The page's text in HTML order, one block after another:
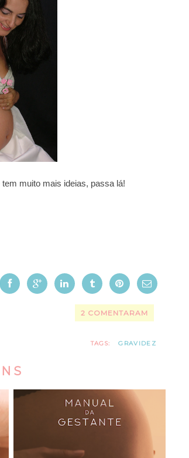
tem muito mais ideias, passa lá!
2 COMENTARAM
TAGS: GRAVIDEZ